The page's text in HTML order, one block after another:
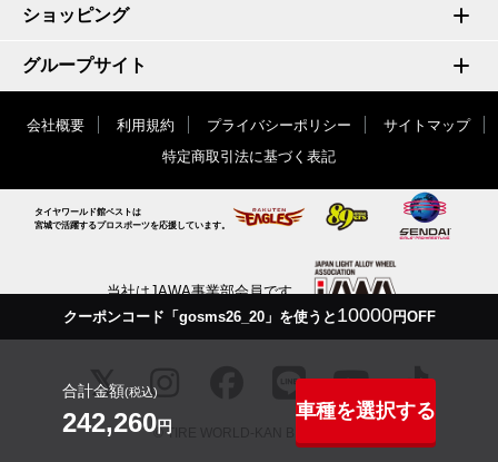
クーポンコード「gosms26_20」を使うと 10000円OFF
合計金額(税込)
242,260円
車種を選択する
ショッピング
グループサイト
会社概要 利用規約 プライバシーポリシー
サイトマップ
特定商取引法に基づく表記
タイヤワールド館ベストは
宮城で活躍するプロスポーツを応援しています。
当社はJAWA事業部会員です
© TIRE WORLD-KAN BEST inc.